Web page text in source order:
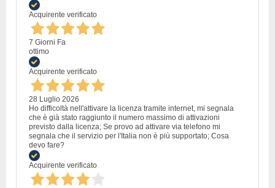
Acquirente verificato
7 Giorni Fa
ottimo
Acquirente verificato
28 Luglio 2026
Ho difficoltà nell'attivare la licenza tramite internet, mi segnala
che è già stato raggiunto il numero massimo di attivazioni
previsto dalla licenza; Se provo ad attivare via telefono mi
segnala che il servizio per l'Italia non è più supportato; Cosa
devo fare?
Acquirente verificato